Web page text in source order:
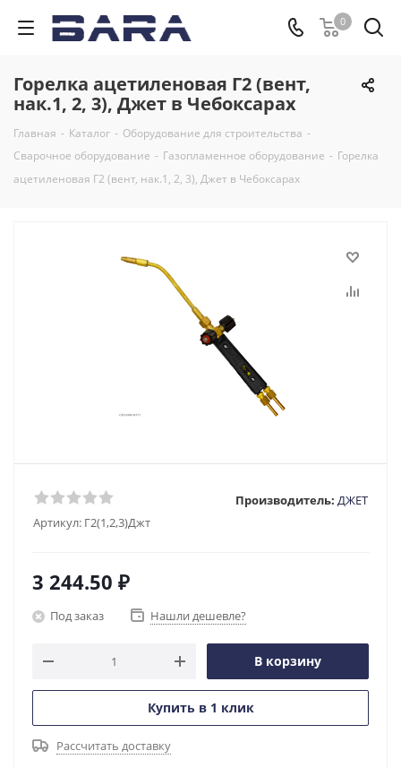
0
Горелка ацетиленовая Г2 (вент,
нак.1, 2, 3), Джет в Чебоксарах
Главная - Каталог - Оборудование для строительства -
Сварочное оборудование - Газопламенное оборудование - Горелка
ацетиленовая Г2 (вент, нак.1, 2, 3), Джет в Чебоксарах
Артикул: Г2(1,2,3)Джт
Производитель: ДЖЕТ
3 244.50 ₽
Под заказ Нашли дешевле?
В корзину
Купить в 1 клик
Рассчитать доставку